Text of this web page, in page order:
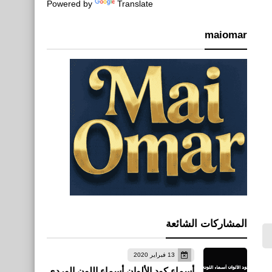
Powered by Translate
maiomar
المشاركات الشائعة
13 فبراير 2020